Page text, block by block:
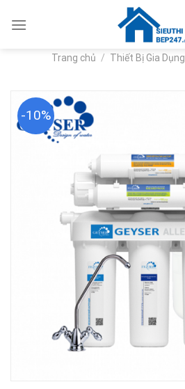
Trang chủ / Thiết Bị Gia Dụng
-10%